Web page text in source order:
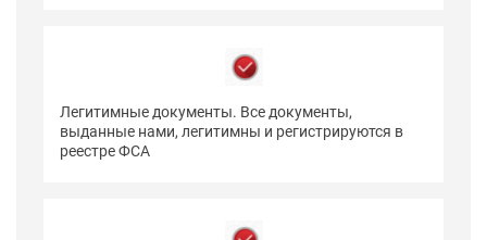
Легитимные документы. Все документы,
выданные нами, легитимны и регистрируются в
реестре ФСА